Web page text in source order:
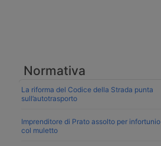
Normativa
La riforma del Codice della Strada punta
sull’autotrasporto
Imprenditore di Prato assolto per infortunio
col muletto